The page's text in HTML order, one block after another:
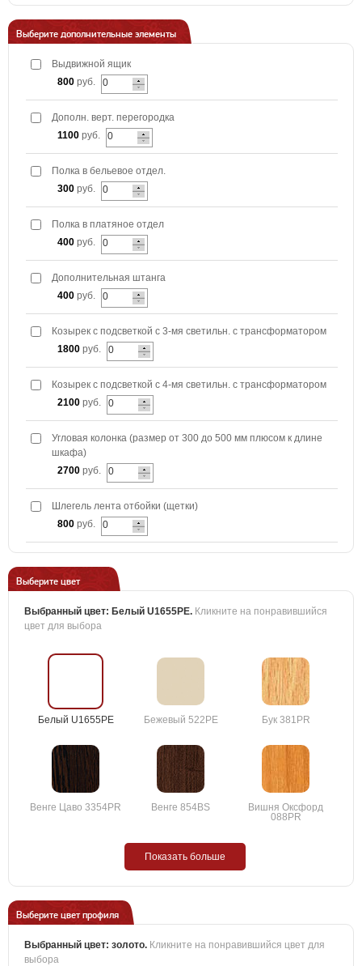
Выберите дополнительные элементы
Выдвижной ящик
800 руб.
Дополн. верт. перегородка
1100 руб.
Полка в бельевое отдел.
300 руб.
Полка в платяное отдел
400 руб.
Дополнительная штанга
400 руб.
Козырек с подсветкой с 3-мя светильн. с трансформатором
1800 руб.
Козырек с подсветкой с 4-мя светильн. с трансформатором
2100 руб.
Угловая колонка (размер от 300 до 500 мм плюсом к длине
шкафа)
2700 руб.
Шлегель лента отбойки (щетки)
800 руб.
Выберите цвет
Выбранный цвет: Белый U1655PE. Кликните на понравившийся
цвет для выбора
Белый U1655PE Бежевый 522PE Бук 381PR
Венге Цаво 3354PR Венге 854BS
Вишня Оксфорд
088PR
Показать больше
Выберите цвет профиля
Выбранный цвет: золото. Кликните на понравившийся цвет для
выбора